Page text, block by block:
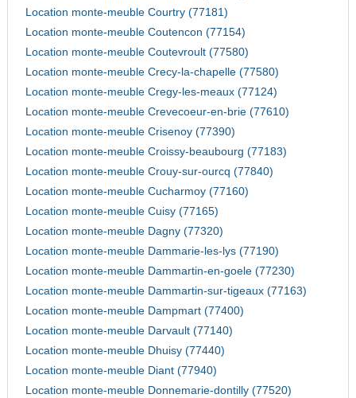
Location monte-meuble Courtry (77181)
Location monte-meuble Coutencon (77154)
Location monte-meuble Coutevroult (77580)
Location monte-meuble Crecy-la-chapelle (77580)
Location monte-meuble Cregy-les-meaux (77124)
Location monte-meuble Crevecoeur-en-brie (77610)
Location monte-meuble Crisenoy (77390)
Location monte-meuble Croissy-beaubourg (77183)
Location monte-meuble Crouy-sur-ourcq (77840)
Location monte-meuble Cucharmoy (77160)
Location monte-meuble Cuisy (77165)
Location monte-meuble Dagny (77320)
Location monte-meuble Dammarie-les-lys (77190)
Location monte-meuble Dammartin-en-goele (77230)
Location monte-meuble Dammartin-sur-tigeaux (77163)
Location monte-meuble Dampmart (77400)
Location monte-meuble Darvault (77140)
Location monte-meuble Dhuisy (77440)
Location monte-meuble Diant (77940)
Location monte-meuble Donnemarie-dontilly (77520)